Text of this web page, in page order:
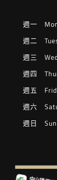
週一
週二
週三
週四
週五
週六
週日